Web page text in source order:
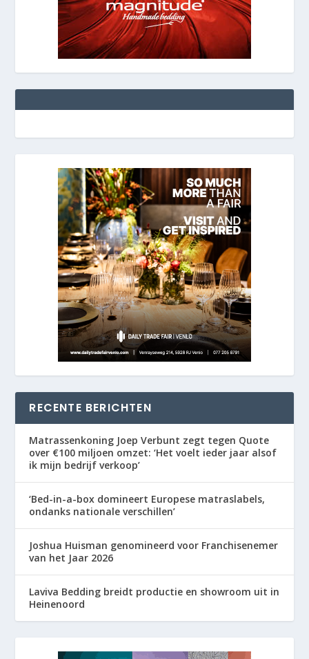
RECENTE BERICHTEN
Matrassenkoning Joep Verbunt zegt tegen Quote
over €100 miljoen omzet: ‘Het voelt ieder jaar alsof
ik mijn bedrijf verkoop’
‘Bed-in-a-box domineert Europese matraslabels,
ondanks nationale verschillen’
Joshua Huisman genomineerd voor Franchisenemer
van het Jaar 2026
Laviva Bedding breidt productie en showroom uit in
Heinenoord